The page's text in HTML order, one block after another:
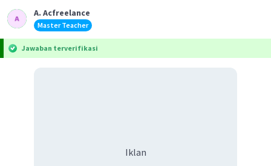
A. Acfreelance
Master Teacher
Jawaban terverifikasi
Iklan